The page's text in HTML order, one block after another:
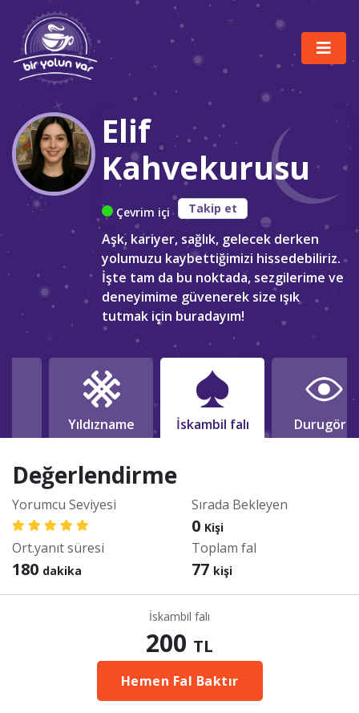
Elif
Kahvekurusu
Çevrim içi Takip et
Aşk, kariyer, sağlık, gelecek derken
yolumuzu kaybettiğimizi hissedebiliriz.
İşte tam da bu noktada, sezgilerime ve
deneyimime güvenerek size ışık
tutmak için buradayım!
Yıldızname İskambil falı Durugörü
Değerlendirme
Yorumcu Seviyesi Sırada Bekleyen
0 Kişi
Ort.yanıt süresi
180 dakika
Toplam fal
77 kişi
İskambil falı
200 TL
Hemen Fal Baktır